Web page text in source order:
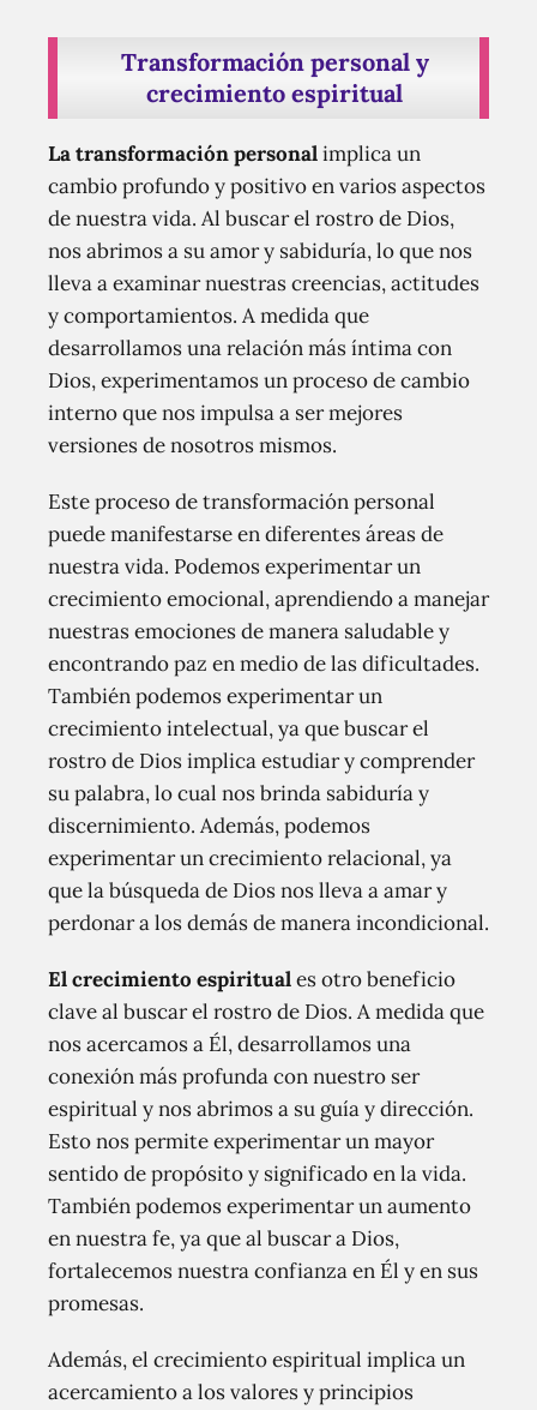
Transformación personal y
crecimiento espiritual
La transformación personalimplica un
cambio profundo y positivo en varios aspectos
de nuestra vida. Al buscar el rostro de Dios,
nos abrimos a su amor y sabiduría, lo que nos
lleva a examinar nuestras creencias, actitudes
y comportamientos. A medida que
desarrollamos una relación más íntima con
Dios, experimentamos un proceso de cambio
interno que nos impulsa a ser mejores
versiones de nosotros mismos.
Este proceso de transformación personal
puede manifestarse en diferentes áreas de
nuestra vida. Podemos experimentar un
crecimiento emocional, aprendiendo a manejar
nuestras emociones de manera saludable y
encontrando paz en medio de las dificultades.
También podemos experimentar un
crecimiento intelectual, ya que buscar el
rostro de Dios implica estudiar y comprender
su palabra, lo cual nos brinda sabiduría y
discernimiento. Además, podemos
experimentar un crecimiento relacional, ya
que la búsqueda de Dios nos lleva a amar y
perdonar a los demás de manera incondicional.
El crecimiento espirituales otro beneficio
clave al buscar el rostro de Dios. A medida que
nos acercamos a Él, desarrollamos una
conexión más profunda con nuestro ser
espiritual y nos abrimos a su guía y dirección.
Esto nos permite experimentar un mayor
sentido de propósito y significado en la vida.
También podemos experimentar un aumento
en nuestra fe, ya que al buscar a Dios,
fortalecemos nuestra confianza en Él y en sus
promesas.
Además, el crecimiento espiritual implica un
acercamiento a los valores y principios